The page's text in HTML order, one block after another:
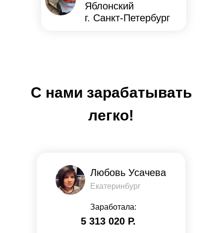
Яблонский
г. Санкт-Петербург
Любовь Усачева
Екатеринбург
Заработала:
5 313 ​​020 Р.
С нами зарабатывать
легко!